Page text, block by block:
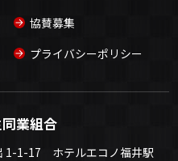
協賛募集
プライバシーポリシー
業組合
1-1-17 ホテルエコノ福井駅